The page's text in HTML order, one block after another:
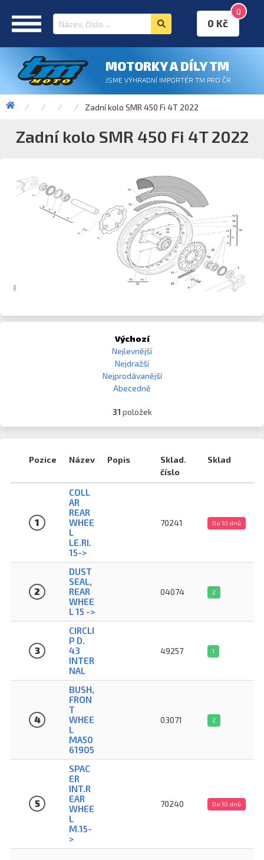
0
0 Kč
MOTORKY A DÍLY TM
JSME VÝHRADNÍ IMPORTÉR TM PRO ČR
Zadní kolo SMR 450 Fi 4T 2022
Zadní kolo SMR 450 Fi 4T 2022
Výchozí
Nejlevnější
Nejdražší
Nejprodávanější
Abecedně
31 položek
Pozice Název Popis
Sklad.
číslo
Sklad
1
COLL
AR
REAR
WHEE
L
LE.RI.
15->
70241 Do 10 dnů
2
DUST
SEAL,
REAR
WHEE
L 15 ->
04074 2
3
CIRCLI
P D.
43
INTER
NAL
49257 1
4
BUSH,
FRON
T
WHEE
L
MA50
61905
03071 2
5
SPAC
ER
INT.R
EAR
WHEE
L
M.15-
>
70240 Do 10 dnů